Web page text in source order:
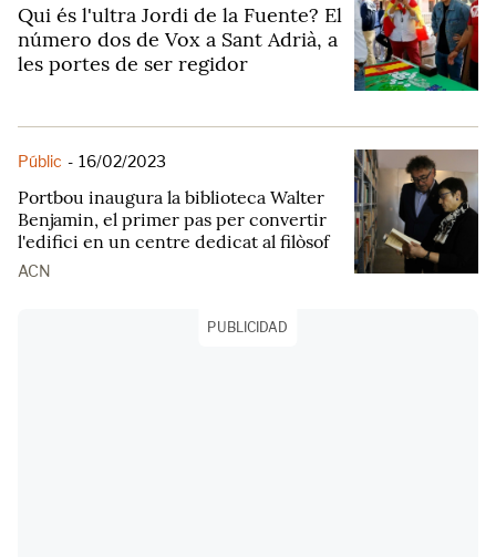
Qui és l'ultra Jordi de la Fuente? El
número dos de Vox a Sant Adrià, a
les portes de ser regidor
Públic - 16/02/2023
Portbou inaugura la biblioteca Walter
Benjamin, el primer pas per convertir
l'edifici en un centre dedicat al filòsof
ACN
PUBLICIDAD